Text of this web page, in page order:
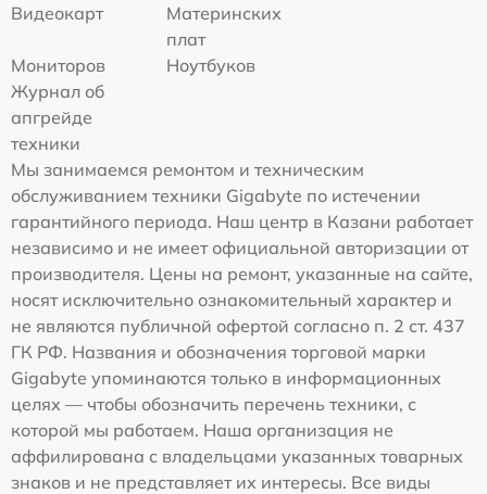
Видеокарт
Материнских
плат
Мониторов
Ноутбуков
Журнал об
апгрейде
техники
Мы занимаемся ремонтом и техническим
обслуживанием техники Gigabyte по истечении
гарантийного периода. Наш центр в Казани работает
независимо и не имеет официальной авторизации от
производителя. Цены на ремонт, указанные на сайте,
носят исключительно ознакомительный характер и
не являются публичной офертой согласно п. 2 ст. 437
ГК РФ. Названия и обозначения торговой марки
Gigabyte упоминаются только в информационных
целях — чтобы обозначить перечень техники, с
которой мы работаем. Наша организация не
аффилирована с владельцами указанных товарных
знаков и не представляет их интересы. Все виды